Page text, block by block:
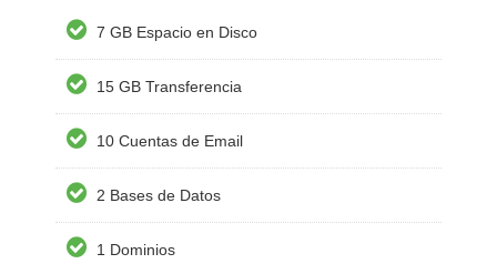
7 GB Espacio en Disco
15 GB Transferencia
10 Cuentas de Email
2 Bases de Datos
1 Dominios